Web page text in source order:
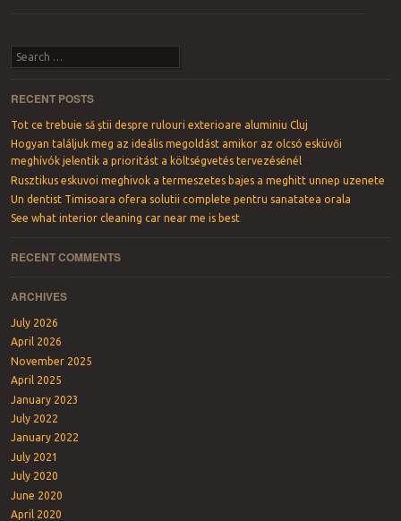
Search
RECENT POSTS
Tot ce trebuie să știi despre rulouri exterioare aluminiu Cluj
Hogyan találjuk meg az ideális megoldást amikor az olcsó esküvői
meghívók jelentik a prioritást a költségvetés tervezésénél
Rusztikus eskuvoi meghivok a termeszetes bajes a meghitt unnep uzenete
Un dentist Timisoara ofera solutii complete pentru sanatatea orala
See what interior cleaning car near me is best
RECENT COMMENTS
ARCHIVES
July 2026
April 2026
November 2025
April 2025
January 2023
July 2022
January 2022
July 2021
July 2020
June 2020
April 2020